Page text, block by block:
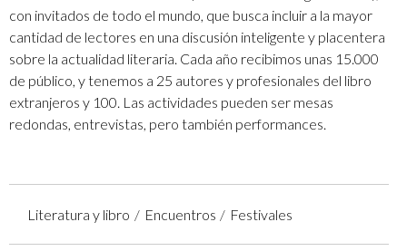
con invitados de todo el mundo, que busca incluir a la mayor
cantidad de lectores en una discusión inteligente y placentera
sobre la actualidad literaria. Cada año recibimos unas 15.000
de público, y tenemos a 25 autores y profesionales del libro
extranjeros y 100. Las actividades pueden ser mesas
redondas, entrevistas, pero también performances.
Literatura y libro Encuentros Festivales